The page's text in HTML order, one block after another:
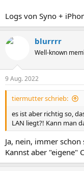
Logs von Syno +
blurrrr
Well-known
9 Aug. 2022
tiermutter schrieb:
es ist aber richtig so,
LAN liegt?! Kann man
Ja, nein, immer
Kannst aber "eigene"